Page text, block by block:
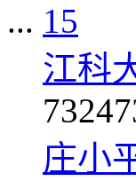
... 15
江科
732
庄小